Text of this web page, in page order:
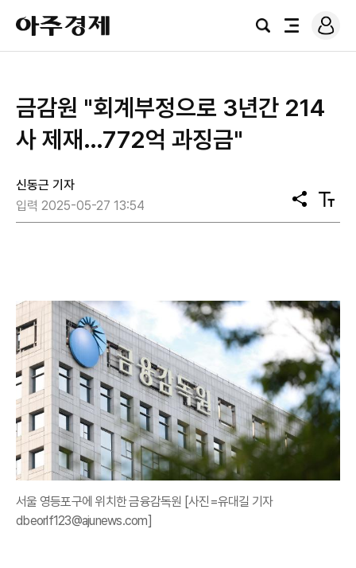
아
주
경
검
전
로
그
금감원 "회계부정으로 3년간 214
사 제재…772억 과징금"
신동근 기자
입력 2025-05-27 13:54
공
유
텍
스
서울 영등포구에 위치한 금융감독원 [사진=유대길 기자
dbeorlf123@ajunews.com]